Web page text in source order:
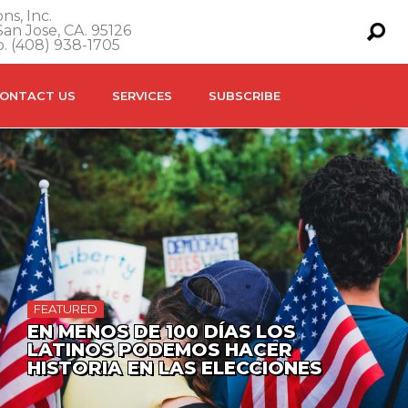
Inc.
Jose, CA. 95126
(408) 938-1705
US SERVICES SUBSCRIBE
FEATURED
EN MENOS DE 100 DÍAS LOS
LATINOS PODEMOS HACER
HISTORIA EN LAS ELECCIONES